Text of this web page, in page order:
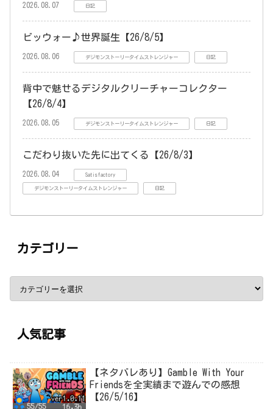
2026.08.07 日記
ビッウォー♪世界誕生【26/8/5】
2026.08.06 デジモンストーリータイムストレンジャー 日記
背中で魅せるデジタルクリーチャーコレクター
【26/8/4】
2026.08.05 デジモンストーリータイムストレンジャー 日記
こだわり抜いた先に出てくる【26/8/3】
2026.08.04 Satisfactory
デジモンストーリータイムストレンジャー 日記
カテゴリー
人気記事
【ネタバレあり】Gamble With Your
Friendsを全実績まで遊んでの感想
【26/5/16】